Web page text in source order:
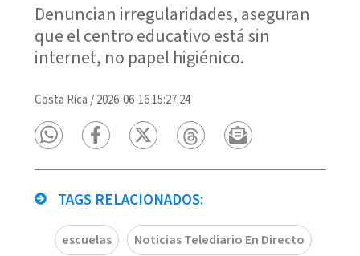
Denuncian irregularidades, aseguran
que el centro educativo está sin
internet, no papel higiénico.
Costa Rica /2026-06-16 15:27:24
TAGS RELACIONADOS:
escuelas Noticias Telediario En Directo